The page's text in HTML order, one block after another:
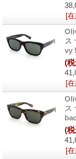
[
ス
vy
(
[
ス
(
[